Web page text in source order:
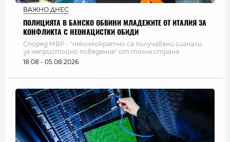
ВАЖНО ДНЕС
ПОЛИЦИЯТА В БАНСКО ОБВИНИ МЛАДЕЖИТЕ ОТ ИТАЛИЯ ЗА
КОНФЛИКТА С НЕОНАЦИСТКИ ОБИДИ
Според МВР - "неколкократно са получавани сигнали
за непристойно поведение" от тяхна страна
18:08 - 05.08.2026